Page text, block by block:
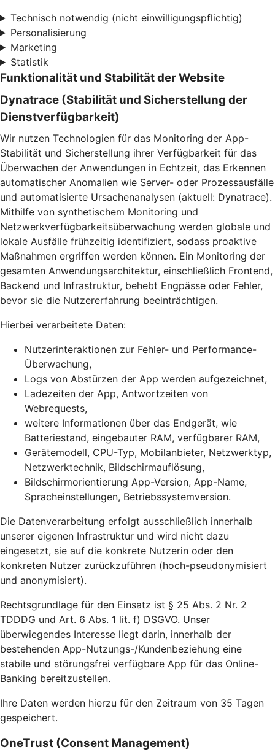
Technisch notwendig (nicht einwilligungspflichtig)
Personalisierung
Marketing
Statistik
Funktionalität und Stabilität der Website
Dynatrace (Stabilität und Sicherstellung der
Dienstverfügbarkeit)
Wir nutzen Technologien für das Monitoring der App-
Stabilität und Sicherstellung ihrer Verfügbarkeit für das
Überwachen der Anwendungen in Echtzeit, das Erkennen
automatischer Anomalien wie Server- oder Prozessausfälle
und automatisierte Ursachenanalysen (aktuell: Dynatrace).
Mithilfe von synthetischem Monitoring und
Netzwerkverfügbarkeitsüberwachung werden globale und
lokale Ausfälle frühzeitig identifiziert, sodass proaktive
Maßnahmen ergriffen werden können. Ein Monitoring der
gesamten Anwendungsarchitektur, einschließlich Frontend,
Backend und Infrastruktur, behebt Engpässe oder Fehler,
bevor sie die Nutzererfahrung beeinträchtigen.
Hierbei verarbeitete Daten:
Nutzerinteraktionen zur Fehler- und Performance-
Überwachung,
Logs von Abstürzen der App werden aufgezeichnet,
Ladezeiten der App, Antwortzeiten von
Webrequests,
weitere Informationen über das Endgerät, wie
Batteriestand, eingebauter RAM, verfügbarer RAM,
Gerätemodell, CPU-Typ, Mobilanbieter, Netzwerktyp,
Netzwerktechnik, Bildschirmauflösung,
Bildschirmorientierung App-Version, App-Name,
Spracheinstellungen, Betriebssystemversion.
Die Datenverarbeitung erfolgt ausschließlich innerhalb
unserer eigenen Infrastruktur und wird nicht dazu
eingesetzt, sie auf die konkrete Nutzerin oder den
konkreten Nutzer zurückzuführen (hoch-pseudonymisiert
und anonymisiert).
Rechtsgrundlage für den Einsatz ist § 25 Abs. 2 Nr. 2
TDDDG und Art. 6 Abs. 1 lit. f) DSGVO. Unser
überwiegendes Interesse liegt darin, innerhalb der
bestehenden App-Nutzungs-/Kundenbeziehung eine
stabile und störungsfrei verfügbare App für das Online-
Banking bereitzustellen.
Ihre Daten werden hierzu für den Zeitraum von 35 Tagen
gespeichert.
OneTrust (Consent Management)